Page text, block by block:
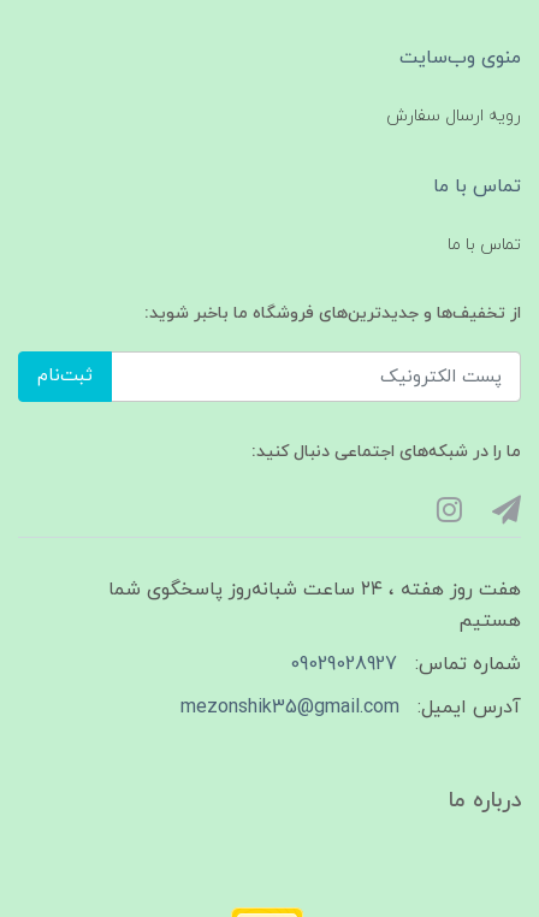
منوی وب‌سایت
رویه ارسال سفارش
تماس با ما
تماس با ما
از تخفیف‌ها و جدیدترین‌های فروشگاه ما باخبر شوید:
ثبت‌نام
ما را در شبکه‌های اجتماعی دنبال کنید:
هفت روز هفته ، ۲۴ ساعت شبانه‌روز پاسخگوی شما
هستیم
شماره تماس:
09029028927
آدرس ایمیل:
mezonshik35@gmail.com
درباره ما